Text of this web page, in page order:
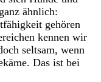
ähnlich:
gehören
kennen wir
seltsam, wenn
Das ist bei